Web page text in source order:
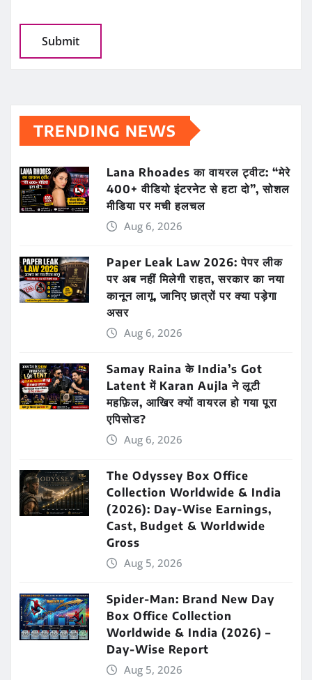
TRENDING NEWS
Lana Rhoades का वायरल ट्वीट: “मेरे
400+ वीडियो इंटरनेट से हटा दो”, सोशल
मीडिया पर मची हलचल
Aug 6, 2026
Paper Leak Law 2026: पेपर लीक
पर अब नहीं मिलेगी राहत, सरकार का नया
कानून लागू, जानिए छात्रों पर क्या पड़ेगा
असर
Aug 6, 2026
Samay Raina के India’s Got
Latent में Karan Aujla ने लूटी
महफ़िल, आखिर क्यों वायरल हो गया पूरा
एपिसोड?
Aug 6, 2026
The Odyssey Box Office
Collection Worldwide & India
(2026): Day-Wise Earnings,
Cast, Budget & Worldwide
Gross
Aug 5, 2026
Spider-Man: Brand New Day
Box Office Collection
Worldwide & India (2026) –
Day-Wise Report
Aug 5, 2026